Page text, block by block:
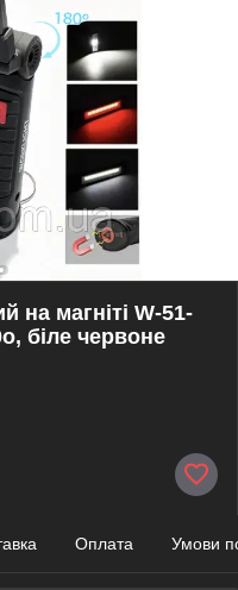
на магніті W-51-
біле червоне
Оплата Умови